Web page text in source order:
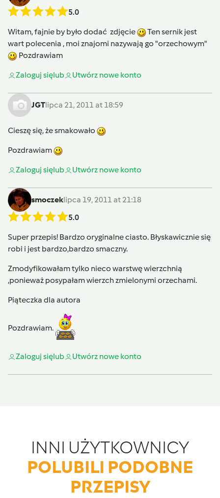
5.0
Witam, fajnie by było dodać zdjęcie
Ten sernik jest
wart polecenia , moi znajomi nazywają go "orzechowym"
Pozdrawiam
Zaloguj sięlub Utwórz nowe konto
JGTlipca 21, 2011 at 18:59
Cieszę się, że smakowało
Pozdrawiam
Zaloguj sięlub Utwórz nowe konto
smoczeklipca 19, 2011 at 21:18
5.0
Super przepis! Bardzo oryginalne ciasto. Błyskawicznie się
robi i jest bardzo,bardzo smaczny.
Zmodyfikowałam tylko nieco warstwę wierzchnią
,ponieważ posypałam wierzch zmielonymi orzechami.
Piąteczka dla autora
Pozdrawiam.
Zaloguj sięlub Utwórz nowe konto
INNI UŻYTKOWNICY
POLUBILI PODOBNE
PRZEPISY